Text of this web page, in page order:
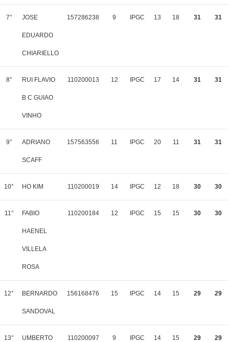
7° JOSE
EDUARDO
CHIARIELLO
157286238 9 IPGC 13 18 31 31
8° RUI FLAVIO
B C GUIAO
VINHO
110200013 12 IPGC 17 14 31 31
9° ADRIANO
SCAFF
157563556 11 IPGC 20 11 31 31
10° HO KIM 110200019 14 IPGC 12 18 30 30
11° FABIO
HAENEL
VILLELA
ROSA
110200184 12 IPGC 15 15 30 30
12° BERNARDO
SANDOVAL
156168476 15 IPGC 14 15 29 29
13° UMBERTO 110200097 9 IPGC 14 15 29 29